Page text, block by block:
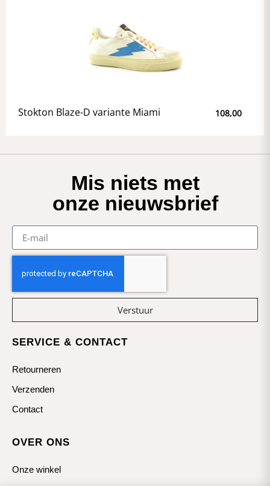
Stokton Blaze-D variante Miami 108,00
Mis niets met
onze nieuwsbrief
Verstuur
SERVICE & CONTACT
Retourneren
Verzenden
Contact
OVER ONS
Onze winkel